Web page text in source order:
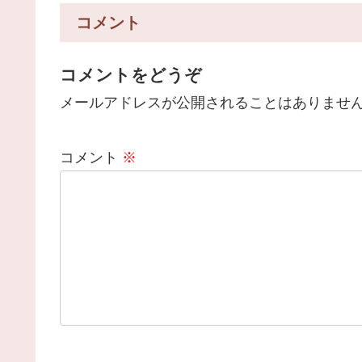
コメント
コメントをどうぞ
メールアドレスが公開されることはありませ
コメント ※